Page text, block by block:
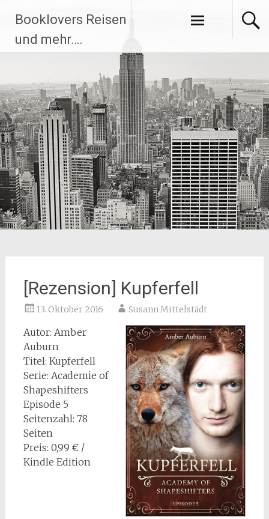
Inhalt
springen
Booklovers Reisen
und mehr….
[Rezension] Kupferfell
13. Oktober 2016 Susann Mittelstädt
Autor: Amber
Auburn
Titel: Kupferfell
Serie: Academie of
Shapeshifters
Episode 5
Seitenzahl: 78
Seiten
Preis: 0,99 € /
Kindle Edition